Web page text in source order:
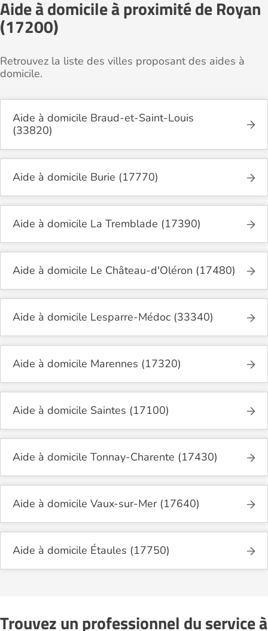
Aide à domicile à proximité de Royan
(17200)
Retrouvez la liste des villes proposant des aides à
domicile.
Aide à domicile Braud-et-Saint-Louis
(33820)
Aide à domicile Burie (17770)
Aide à domicile La Tremblade (17390)
Aide à domicile Le Château-d'Oléron (17480)
Aide à domicile Lesparre-Médoc (33340)
Aide à domicile Marennes (17320)
Aide à domicile Saintes (17100)
Aide à domicile Tonnay-Charente (17430)
Aide à domicile Vaux-sur-Mer (17640)
Aide à domicile Étaules (17750)
Trouvez un professionnel du service à